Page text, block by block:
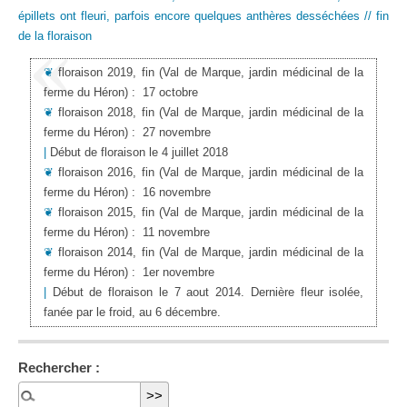
épillets ont fleuri, parfois encore quelques anthères desséchées // fin
de la floraison
❦floraison 2019, fin (Val de Marque, jardin médicinal de la
ferme du Héron): 17 octobre
❦floraison 2018, fin (Val de Marque, jardin médicinal de la
ferme du Héron): 27 novembre
Début de floraison le 4 juillet 2018
❦floraison 2016, fin (Val de Marque, jardin médicinal de la
ferme du Héron): 16 novembre
❦floraison 2015, fin (Val de Marque, jardin médicinal de la
ferme du Héron): 11 novembre
❦floraison 2014, fin (Val de Marque, jardin médicinal de la
ferme du Héron): 1er novembre
Début de floraison le 7 aout 2014. Dernière fleur isolée,
fanée par le froid, au 6 décembre.
Rechercher :